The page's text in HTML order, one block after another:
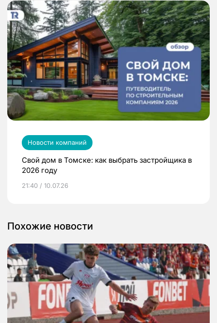
Новости компаний
Свой дом в Томске: как выбрать застройщика в
2026 году
21:40 / 10.07.26
Похожие новости